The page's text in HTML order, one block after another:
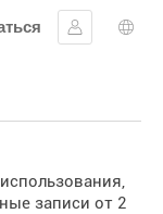
Войти в
записи от 2